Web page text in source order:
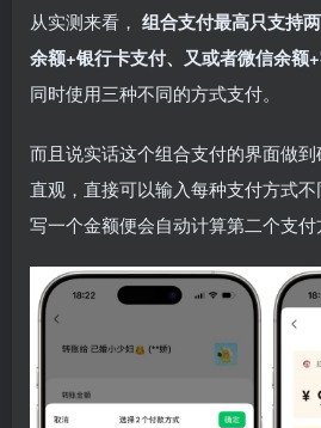
从实测来看， 组合支付最高只支持
余额+银行卡支付、又或者微信余额
同时使用三种不同的方式支付。
而且说实话这个组合支付的界面做
直观，直接可以输入每种支付方式
写一个金额便会自动计算第二个支付